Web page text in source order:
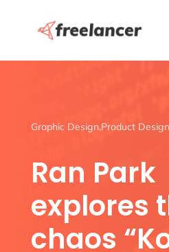
Graphic Design,Product Design
Ran Park
explores
chaos